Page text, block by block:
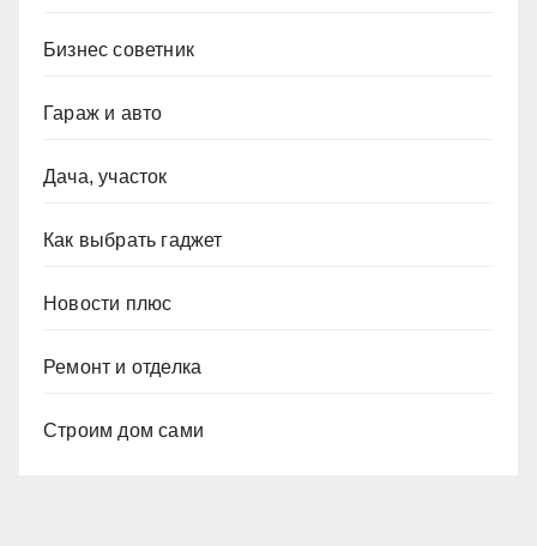
Бизнес советник
Гараж и авто
Дача, участок
Как выбрать гаджет
Новости плюс
Ремонт и отделка
Строим дом сами